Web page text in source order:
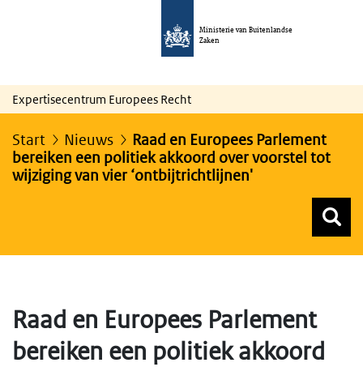
Ministerie van Buitenlandse
Zaken
Expertisecentrum Europees Recht
Start Nieuws
Raad en Europees Parlement
bereiken een politiek akkoord over voorstel tot
wijziging van vier ‘ontbijtrichtlijnen'
Raad en Europees Parlement
bereiken een politiek akkoord